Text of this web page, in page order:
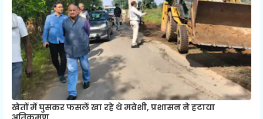
खेतों में घुसकर फसलें खा रहे थे मवेशी, प्रशासन ने हटाया